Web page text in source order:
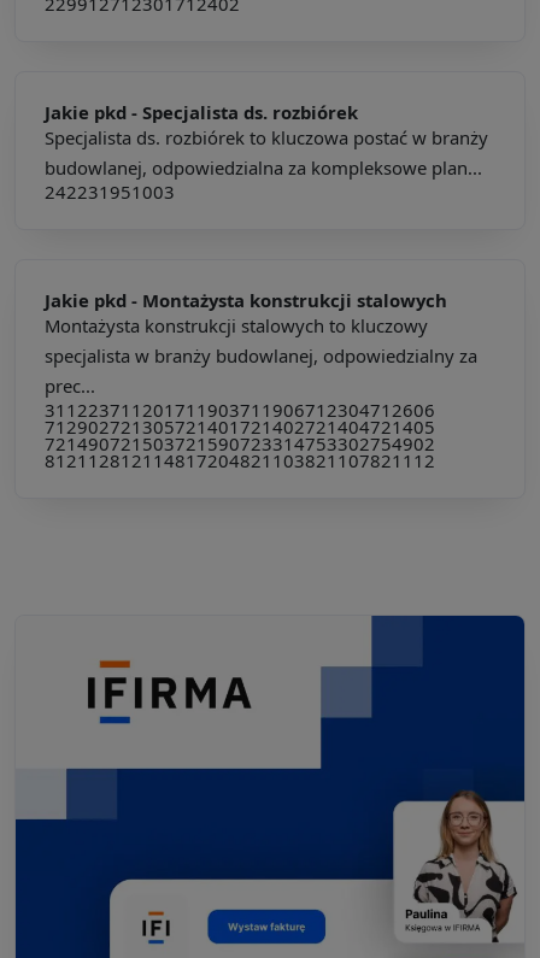
Jakie pkd - Specjalista ds. rozbiórek
Specjalista ds. rozbiórek to kluczowa postać w branży
budowlanej, odpowiedzialna za kompleksowe plan...
242231 951003
Jakie pkd - Montażysta konstrukcji stalowych
Montażysta konstrukcji stalowych to kluczowy
specjalista w branży budowlanej, odpowiedzialny za
prec...
311223711201711903711906712304712606
712902721305721401721402721404721405
721490721503721590723314753302754902
812112812114817204821103821107821112